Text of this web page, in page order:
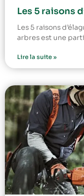
Les 5 raisons
Les 5 raisons
arbres est une
Lire la suite »